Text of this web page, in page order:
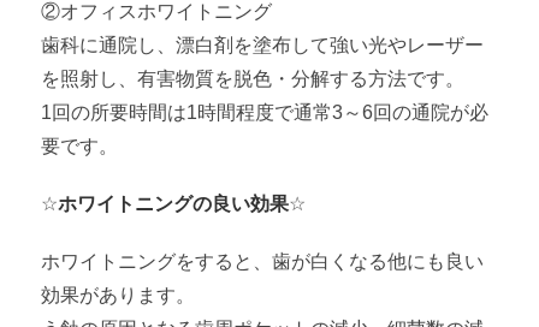
②オフィスホワイトニング
歯科に通院し、漂白剤を塗布して強い光やレーザー
を照射し、有害物質を脱色・分解する方法です。
1回の所要時間は1時間程度で通常3～6回の通院が必
要です。
☆ホワイトニングの良い効果☆
ホワイトニングをすると、歯が白くなる他にも良い
効果があります。